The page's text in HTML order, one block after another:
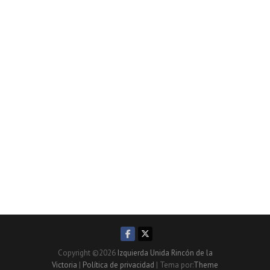
Copyright ©2026 Izquierda Unida Rincón de la
Victoria | Política de privacidad | Tema por:Theme